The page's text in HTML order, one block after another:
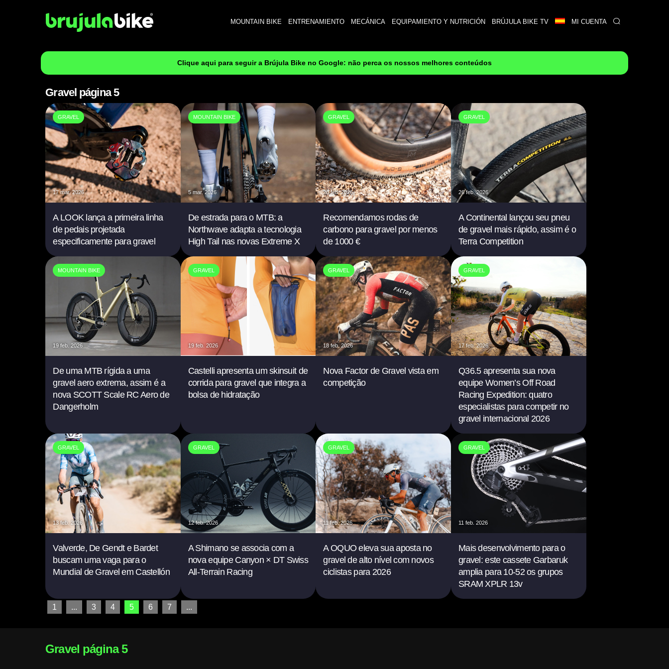
MOUNTAIN BIKE ENTRENAMIENTO MECÁNICA EQUIPAMIENTO Y NUTRICIÓN BRÚJULA BIKE TV MI CUENTA
Clique aqui para seguir a Brújula Bike no Google: não perca os nossos melhores conteúdos
Gravel página 5
GRAVEL
17 mar. 2026
A LOOK lança a primeira linha
de pedais projetada
especificamente para gravel
MOUNTAIN BIKE
5 mar. 2026
De estrada para o MTB: a
Northwave adapta a tecnologia
High Tail nas novas Extreme X
GRAVEL
28 feb. 2026
Recomendamos rodas de
carbono para gravel por menos
de 1000 €
GRAVEL
26 feb. 2026
A Continental lançou seu pneu
de gravel mais rápido, assim é o
Terra Competition
MOUNTAIN BIKE
19 feb. 2026
De uma MTB rígida a uma
gravel aero extrema, assim é a
nova SCOTT Scale RC Aero de
Dangerholm
GRAVEL
19 feb. 2026
Castelli apresenta um skinsuit de
corrida para gravel que integra a
bolsa de hidratação
GRAVEL
18 feb. 2026
Nova Factor de Gravel vista em
competição
GRAVEL
17 feb. 2026
Q36.5 apresenta sua nova
equipe Women’s Off Road
Racing Expedition: quatro
especialistas para competir no
gravel internacional 2026
GRAVEL
13 feb. 2026
Valverde, De Gendt e Bardet
buscam uma vaga para o
Mundial de Gravel em Castellón
GRAVEL
12 feb. 2026
A Shimano se associa com a
nova equipe Canyon × DT Swiss
All-Terrain Racing
GRAVEL
11 feb. 2026
A OQUO eleva sua aposta no
gravel de alto nível com novos
ciclistas para 2026
GRAVEL
11 feb. 2026
Mais desenvolvimento para o
gravel: este cassete Garbaruk
amplia para 10-52 os grupos
SRAM XPLR 13v
1 ... 3 4 5 6 7 ...
Gravel página 5